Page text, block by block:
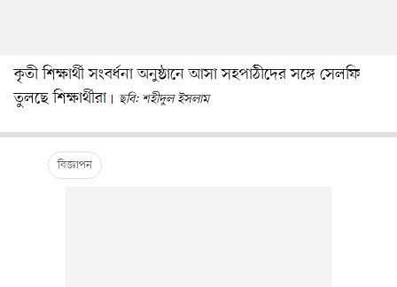
কৃতী শিক্ষার্থী সংবর্ধনা অনুষ্ঠানে আসা সহপাঠীদের সঙ্গে সেলফি
তুলছে শিক্ষার্থীরা
ছবি: শহীদুল ইসলাম